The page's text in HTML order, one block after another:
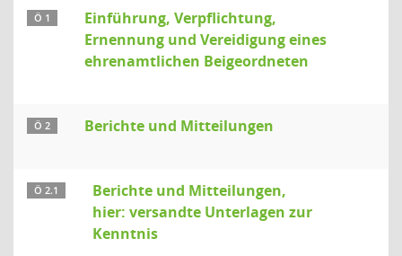
Ö 1
Einführung, Verpflichtung,
Ernennung und Vereidigung eines
ehrenamtlichen Beigeordneten
Ö 2 Berichte und Mitteilungen
Ö 2.1
Berichte und Mitteilungen,
hier: versandte Unterlagen zur
Kenntnis